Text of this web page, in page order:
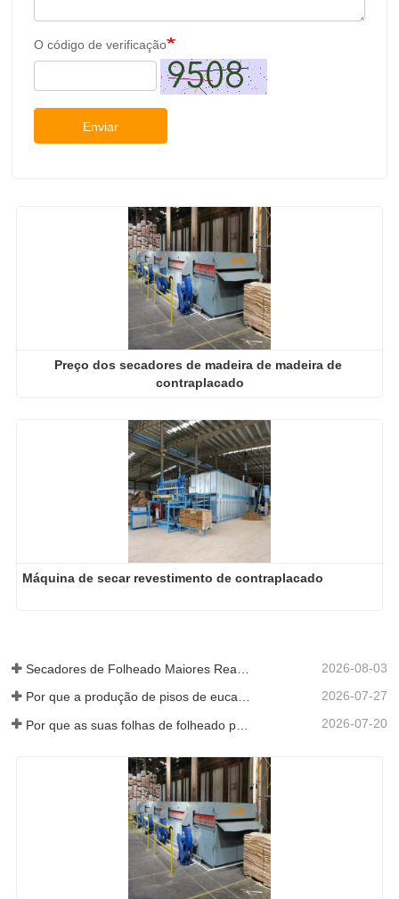
O código de verificação
Enviar
Preço dos secadores de madeira de madeira de
contraplacado
Máquina de secar revestimento de contraplacado
2026-08-03
Por que a produção de pisos de eucalipto precisa de um secador de folheados? 2026-07-27
2026-07-20